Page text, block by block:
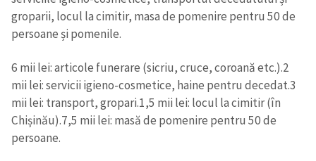
groparii, locul la cimitir, masa de pomenire pentru 50 de
persoane și pomenile.
6 mii lei: articole funerare (sicriu, cruce, coroană etc.).2
mii lei: servicii igieno-cosmetice, haine pentru decedat.3
mii lei: transport, gropari.1,5 mii lei: locul la cimitir (în
Chișinău).7,5 mii lei: masă de pomenire pentru 50 de
persoane.